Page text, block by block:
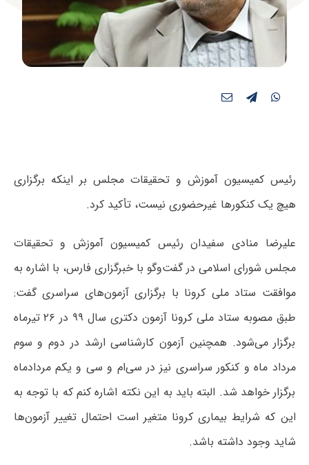
رئیس کمیسیون آموزش و تحقیقات مجلس بر اینکه برگزاری
هیچ یک کنکورها غیرحضوری نیست، تأکید کرد.
علیرضا منادی سفیدان رئیس کمیسیون آموزش و تحقیقات
مجلس شورای اسلامی در گفت‌وگو با خبرگزاری فارس، با اشاره به
موافقت ستاد ملی کرونا با برگزاری آزمون‌های سراسری گفت:
طبق مصوبه ستاد ملی کرونا آزمون دکتری سال ۹۹ در ۲۶ تیرماه
برگزار می‌شود. همچنین آزمون کارشناسی ارشد در دوم و سوم
مرداد ماه و کنکور سراسری نیز در سی‌ام و سی و یکم مردادماه
برگزار خواهد شد. البته باید به این نکته اشاره کنم که با توجه به
این که شرایط بیماری کرونا متغیر است احتمال تغییر آزمون‌ها
شاید وجود داشته باشد.